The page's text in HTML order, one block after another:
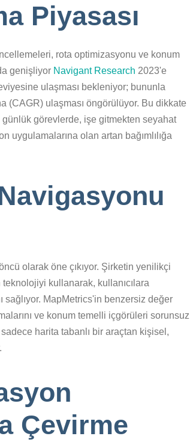
Piyasası
rota optimizasyonu ve konum
genişliyor Navigant Research 2023'e
ulaşması bekleniyor; bununla
(CAGR) ulaşması öngörülüyor. Bu dikkate
günlük görevlerde, işe gitmekten seyahat
olan artan bağımlılığa
olarak öne çıkıyor. Şirketin yenilikçi
kullanarak, kullanıcılara
sağlıyor. MapMetrics'in benzersiz değer
ve konum temelli içgörüleri sorunsuz
harita tabanlı bir araçtan kişisel,
Çevirme